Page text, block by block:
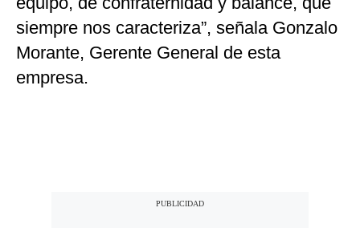
siempre nos caracteriza”, señala Gonzalo
Morante, Gerente General de esta
empresa.